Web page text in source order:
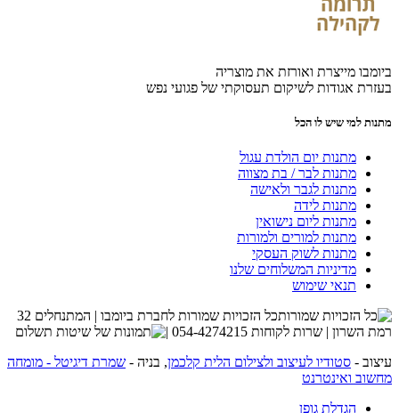
ביומבו מייצרת ואורזת את מוצריה
בעזרת אגודות לשיקום תעסוקתי של פגועי נפש
מתנות למי שיש לו הכל
מתנות יום הולדת עגול
מתנות לבר / בת מצווה
מתנות לגבר ולאישה
מתנות לידה
מתנות ליום נישואין
מתנות למורים ולמורות
מתנות לשוק העסקי
מדיניות המשלוחים שלנו
תנאי שימוש
כל הזכויות שמורות לחברת ביומבו | המתנחלים 32
רמת השרון | שרות לקוחות 054-4274215 |
עיצוב - סטודיו לעיצוב ולצילום הלית קלכמן, בניה - שמרת דיגיטל - מומחה
מחשוב ואינטרנט
הגדלת גופן